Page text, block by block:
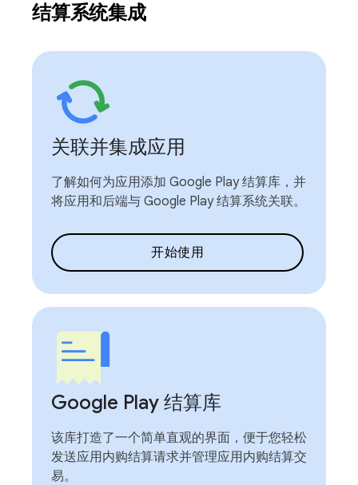
结算系统集成
关联并集成应用
了解如何为应用添加 Google Play 结算库，并
将应用和后端与 Google Play 结算系统关联。
开始使用
Google Play 结算库
该库打造了一个简单直观的界面，便于您轻松
发送应用内购结算请求并管理应用内购结算交
易。